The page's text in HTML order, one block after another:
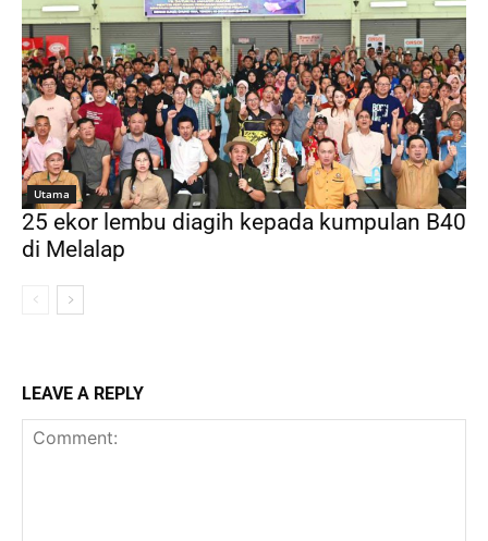
Utama
25 ekor lembu diagih kepada kumpulan B40
di Melalap
LEAVE A REPLY